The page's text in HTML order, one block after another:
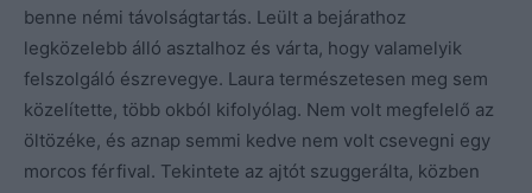
benne némi távolságtartás. Leült a bejárathoz
legközelebb álló asztalhoz és várta, hogy valamelyik
felszolgáló észrevegye. Laura természetesen meg sem
közelítette, több okból kifolyólag. Nem volt megfelelő az
öltözéke, és aznap semmi kedve nem volt csevegni egy
morcos férfival. Tekintete az ajtót szuggerálta, közben